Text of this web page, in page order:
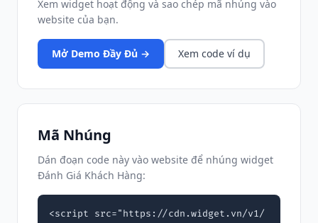
Xem widget hoạt động và sao chép mã nhúng vào
website của bạn.
Mở Demo Đầy Đủ → Xem code ví dụ
Mã Nhúng
Dán đoạn code này vào website để nhúng widget
Đánh Giá Khách Hàng:
<script src="https://cdn.widget.vn/v1/